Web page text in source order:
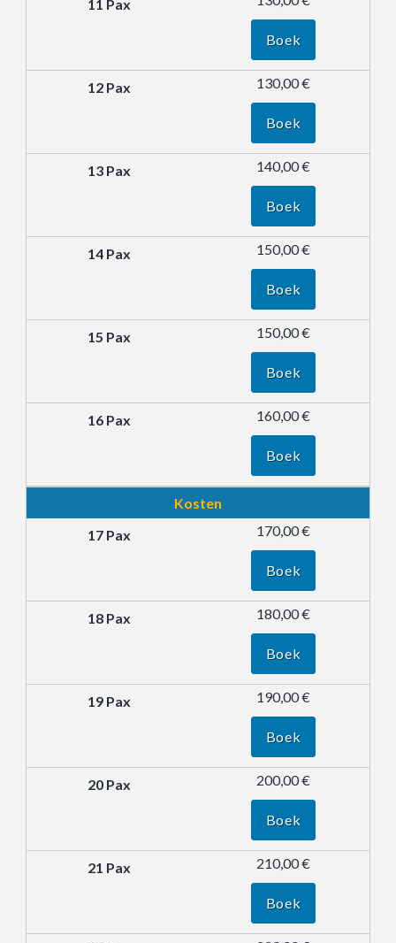
Boek
130,00 €
Boek
140,00 €
Boek
150,00 €
Boek
150,00 €
Boek
160,00 €
Boek
Kosten
170,00 €
Boek
180,00 €
Boek
190,00 €
Boek
200,00 €
Boek
210,00 €
Boek